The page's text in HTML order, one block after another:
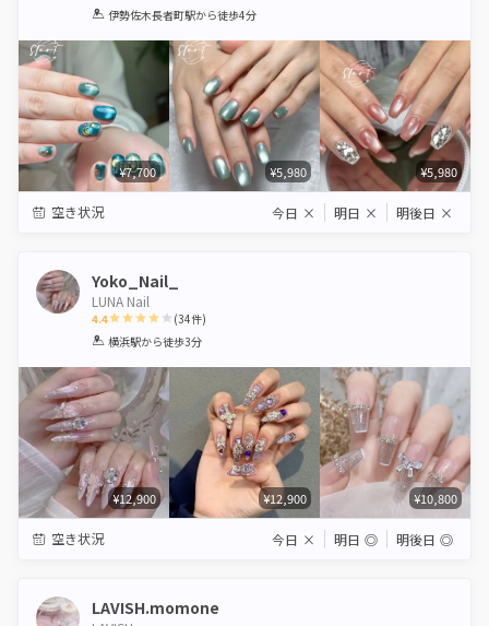
1 2 3 4 5
伊勢佐木長者町駅から徒歩4分
¥7,700 ¥5,980 ¥5,980
空き状況 今日 × 明日 × 明後日 ×
Yoko_Nail_
LUNA Nail
4.4
1 2 3 4 5
(34件)
横浜駅から徒歩3分
¥12,900 ¥12,900 ¥10,800
空き状況 今日 × 明日 ◎ 明後日 ◎
LAVISH.momone